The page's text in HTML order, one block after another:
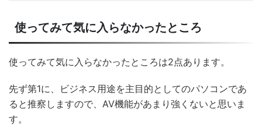
使ってみて気に入らなかったところ
使ってみて気に入らなかったところは2点あります。
先ず第1に、ビジネス用途を主目的としてのパソコンであ
ると推察しますので、AV機能があまり強くないと思いま
す。